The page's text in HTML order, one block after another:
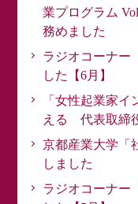
業プログラム
務めました
ラジオコーナー
した【6月】
「女性起業家
える 代表取締
京都産業大学「
しました
ラジオコーナー